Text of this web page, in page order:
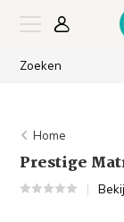
Home
Prestige